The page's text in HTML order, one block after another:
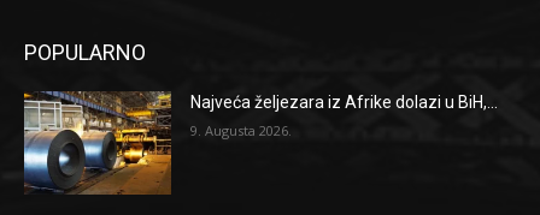
POPULARNO
Najveća željezara iz Afrike dolazi u BiH,...
9. Augusta 2026.